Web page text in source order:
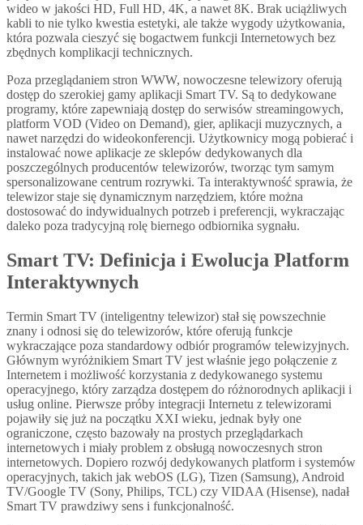
wideo w jakości HD, Full HD, 4K, a nawet 8K. Brak uciążliwych
kabli to nie tylko kwestia estetyki, ale także wygody użytkowania,
która pozwala cieszyć się bogactwem funkcji Internetowych bez
zbędnych komplikacji technicznych.
Poza przeglądaniem stron WWW, nowoczesne telewizory oferują
dostęp do szerokiej gamy aplikacji Smart TV. Są to dedykowane
programy, które zapewniają dostęp do serwisów streamingowych,
platform VOD (Video on Demand), gier, aplikacji muzycznych, a
nawet narzędzi do wideokonferencji. Użytkownicy mogą pobierać i
instalować nowe aplikacje ze sklepów dedykowanych dla
poszczególnych producentów telewizorów, tworząc tym samym
spersonalizowane centrum rozrywki. Ta interaktywność sprawia, że
telewizor staje się dynamicznym narzędziem, które można
dostosować do indywidualnych potrzeb i preferencji, wykraczając
daleko poza tradycyjną rolę biernego odbiornika sygnału.
Smart TV: Definicja i Ewolucja Platform
Interaktywnych
Termin Smart TV (inteligentny telewizor) stał się powszechnie
znany i odnosi się do telewizorów, które oferują funkcje
wykraczające poza standardowy odbiór programów telewizyjnych.
Głównym wyróżnikiem Smart TV jest właśnie jego połączenie z
Internetem i możliwość korzystania z dedykowanego systemu
operacyjnego, który zarządza dostępem do różnorodnych aplikacji i
usług online. Pierwsze próby integracji Internetu z telewizorami
pojawiły się już na początku XXI wieku, jednak były one
ograniczone, często bazowały na prostych przeglądarkach
internetowych i miały problem z obsługą nowoczesnych stron
internetowych. Dopiero rozwój dedykowanych platform i systemów
operacyjnych, takich jak webOS (LG), Tizen (Samsung), Android
TV/Google TV (Sony, Philips, TCL) czy VIDAA (Hisense), nadał
Smart TV prawdziwy sens i funkcjonalność.